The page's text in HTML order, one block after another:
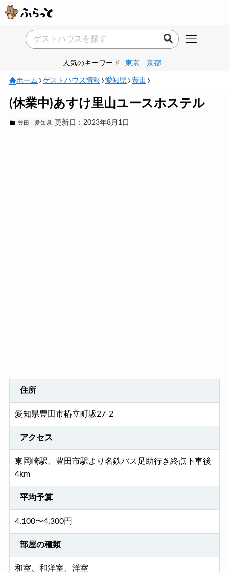
人気のキーワード 東京 京都
ホーム ゲストハウス情報 愛知県 豊田
(休業中)あすけ里山ユースホステル
豊田 愛知県 更新日：2023年8月1日
住所
愛知県豊田市椿立町坂27-2
アクセス
東岡崎駅、豊田市駅より名鉄バス足助行き終点下車後
4km
平均予算
4,100〜4,300円
部屋の種類
和室、和洋室、洋室